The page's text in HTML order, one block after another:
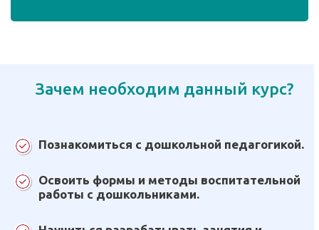
Зачем необходим данный курс?
Познакомиться с дошкольной педагогикой.
Освоить формы и методы воспитательной
работы с дошкольниками.